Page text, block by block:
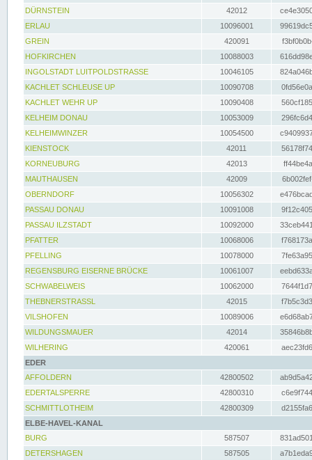
DÜRNSTEIN
42012
ERLAU
10096001
GREIN
420091
HOFKIRCHEN
10088003
INGOLSTADT LUITPOLDSTRASSE
10046105
KACHLET SCHLEUSE UP
10090708
KACHLET WEHR UP
10090408
KELHEIM DONAU
10053009
KELHEIMWINZER
10054500
KIENSTOCK
42011
KORNEUBURG
42013
MAUTHAUSEN
42009
OBERNDORF
10056302
PASSAU DONAU
10091008
PASSAU ILZSTADT
10092000
PFATTER
10068006
PFELLING
10078000
REGENSBURG EISERNE BRÜCKE
10061007
SCHWABELWEIS
10062000
THEBNERSTRASSL
42015
VILSHOFEN
10089006
WILDUNGSMAUER
42014
WILHERING
420061
EDER
AFFOLDERN
42800502
EDERTALSPERRE
42800310
SCHMITTLOTHEIM
42800309
ELBE-HAVEL-KANAL
BURG
587507
DETERSHAGEN
587505